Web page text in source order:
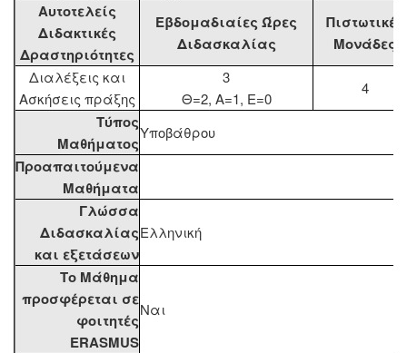
Αυτοτελείς
Διδακτικές
Δραστηριότητες
Εβδομαδιαίες Ώρες
Διδασκαλίας
Πιστωτικές
Μονάδες
Διαλέξεις και
Aσκήσεις πράξης
3
Θ=2, Α=1, Ε=0
4
Τύπος
Μαθήματος
Υποβάθρου
Προαπαιτούμενα
Μαθήματα
Γλώσσα
Διδασκαλίας
και εξετάσεων
Ελληνική
Το Μάθημα
προσφέρεται σε
φοιτητές
ERASMUS
Ναι